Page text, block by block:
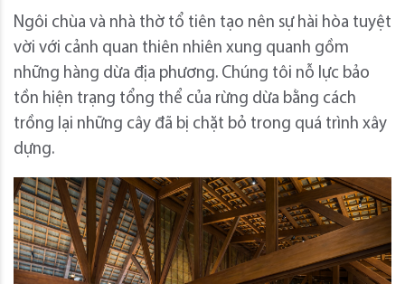
Ngôi chùa và nhà thờ tổ tiên tạo nên sự hài hòa tuyệt
vời với cảnh quan thiên nhiên xung quanh gồm
những hàng dừa địa phương. Chúng tôi nỗ lực bảo
tồn hiện trạng tổng thể của rừng dừa bằng cách
trồng lại những cây đã bị chặt bỏ trong quá trình xây
dựng.